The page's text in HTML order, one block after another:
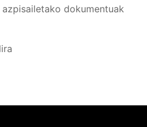
dokumentuak